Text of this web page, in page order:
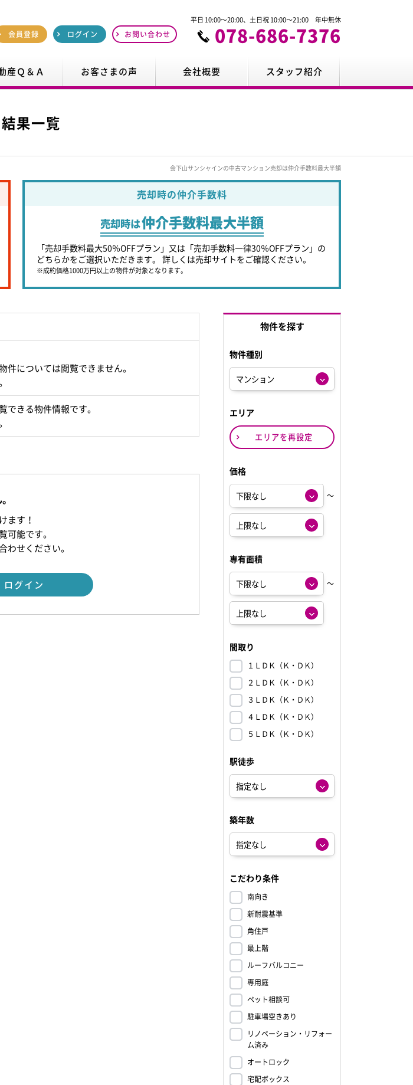
会員登録 ログイン お問い合わせ
平日 10:00～20:00、土日祝 10:00～21:00 年中無休
078-686-7376
産Ｑ＆Ａ お客さまの声 会社概要 スタッフ紹介
果一覧
会下山サンシャインの中古マンション売却は仲介手数料最大半額
売却時の仲介手数料
売却時は仲介手数料最大半額
「売却手数料最大50％OFFプラン」又は「売却手数料一律30％OFFプラン」の
どちらかをご選択いただきます。 詳しくは売却サイトをご確認ください。
※成約価格1000万円以上の物件が対象となります。
については閲覧できません。
できる物件情報です。
ます！
能です。
せください。
ログイン
物件を探す
物件種別
エリア
エリアを再設定
価格
～
専有面積
～
間取り
１ＬＤＫ（Ｋ・ＤＫ）
２ＬＤＫ（Ｋ・ＤＫ）
３ＬＤＫ（Ｋ・ＤＫ）
４ＬＤＫ（Ｋ・ＤＫ）
５ＬＤＫ（Ｋ・ＤＫ）
駅徒歩
築年数
こだわり条件
南向き
新耐震基準
角住戸
最上階
ルーフバルコニー
専用庭
ペット相談可
駐車場空きあり
リノベーション・リフォー
ム済み
オートロック
宅配ボックス